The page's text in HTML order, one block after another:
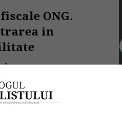
ONG.
in
scop patrimonial,
natura...